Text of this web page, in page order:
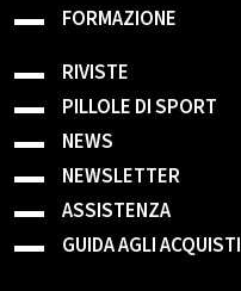
FORMAZIONE
RIVISTE
PILLOLE DI SPORT
NEWS
NEWSLETTER
ASSISTENZA
GUIDA AGLI ACQUISTI